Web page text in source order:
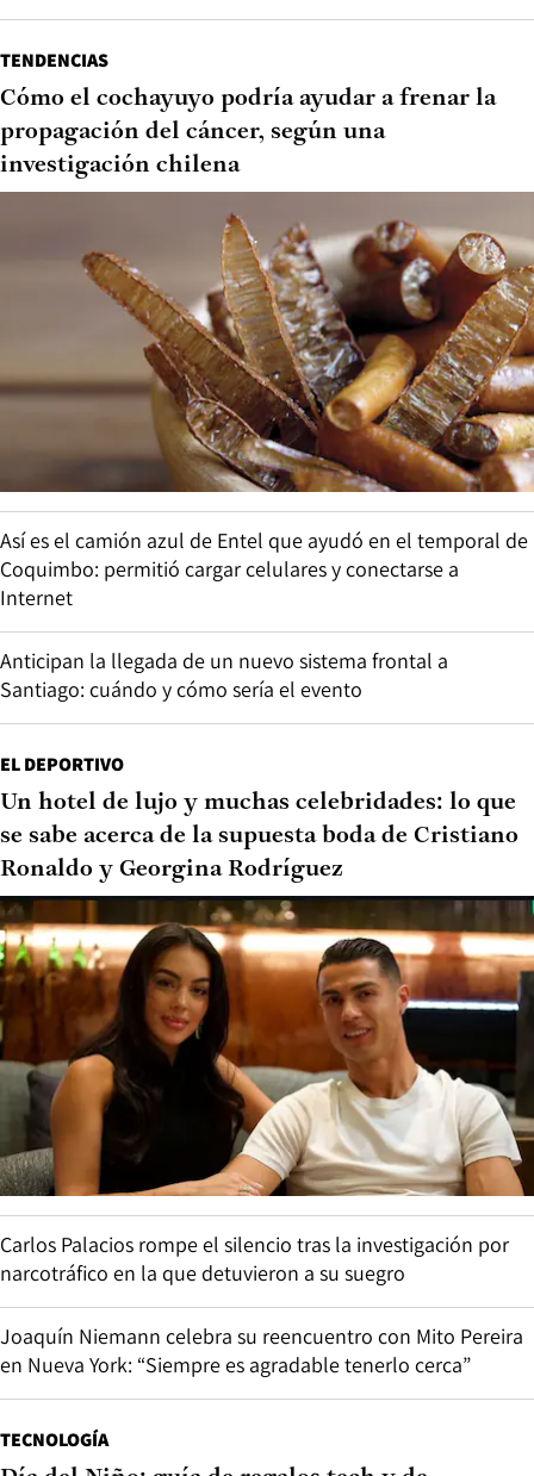
TENDENCIAS
Cómo el cochayuyo podría ayudar a frenar la
propagación del cáncer, según una
investigación chilena
Así es el camión azul de Entel que ayudó en el temporal de
Coquimbo: permitió cargar celulares y conectarse a
Internet
Anticipan la llegada de un nuevo sistema frontal a
Santiago: cuándo y cómo sería el evento
EL DEPORTIVO
Un hotel de lujo y muchas celebridades: lo que
se sabe acerca de la supuesta boda de Cristiano
Ronaldo y Georgina Rodríguez
Carlos Palacios rompe el silencio tras la investigación por
narcotráfico en la que detuvieron a su suegro
Joaquín Niemann celebra su reencuentro con Mito Pereira
en Nueva York: “Siempre es agradable tenerlo cerca”
TECNOLOGÍA